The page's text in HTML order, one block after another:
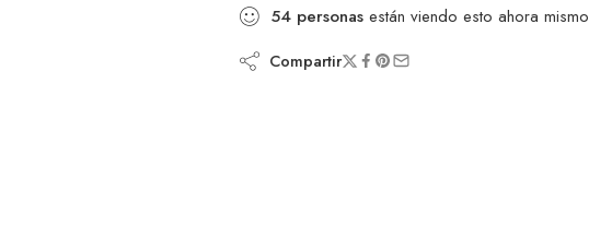
54 personas están viendo esto ahora mismo
Compartir